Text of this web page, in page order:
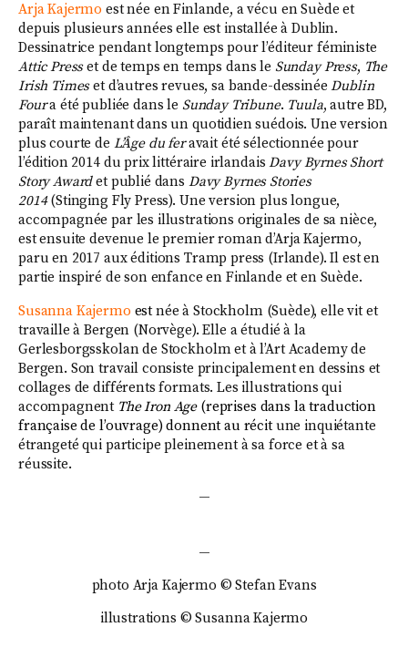
Arja Kajermo est née en Finlande, a vécu en Suède et
depuis plusieurs années elle est installée à Dublin.
Dessinatrice pendant longtemps pour l’éditeur féministe
Attic Presset de temps en temps dans le Sunday Press, The
Irish Timeset d’autres revues, sa bande-dessinéeDublin
Foura été publiée dans le Sunday Tribune. Tuula, autre BD,
paraît maintenant dans un quotidien suédois. Une version
plus courte de L’Âge du feravait été sélectionnée pour
l’édition 2014 du prix littéraire irlandaisDavy Byrnes Short
Story Awardet publié dans Davy Byrnes Stories
2014(Stinging Fly Press). Une version plus longue,
accompagnée par les illustrations originales de sa nièce,
est ensuite devenue le premier roman d’Arja Kajermo,
paru en 2017 aux éditions Tramp press (Irlande). Il est en
partie inspiré de son enfance en Finlande et en Suède.
Susanna Kajermo est née à Stockholm (Suède), elle vit et
travaille à Bergen (Norvège). Elle a étudié à la
Gerlesborgsskolan de Stockholm et à l’Art Academy de
Bergen. Son travail consiste principalement en dessins et
collages de différents formats. Les illustrations qui
accompagnent The Iron Age(reprises dans la traduction
française de l’ouvrage) donnent au récitune inquiétante
étrangeté qui participe pleinement à sa force et à sa
réussite.
—
—
photo Arja Kajermo © Stefan Evans
illustrations © Susanna Kajermo